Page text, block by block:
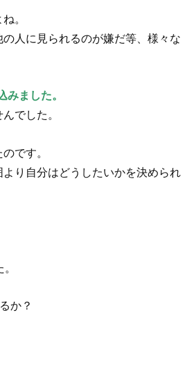
。
人に見られるのが嫌だ等、様々な
ました。
でした。
です。
り自分はどうしたいかを決められ
か？